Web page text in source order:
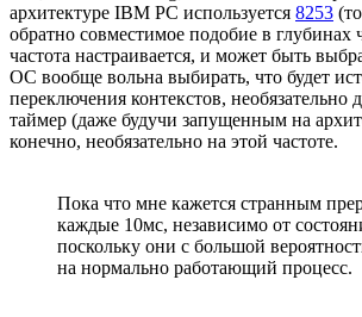
архитектуре IBM PC используется 8253
обратно совместимое подобие в глубинах
частота настраивается, и может быть
ОС вообще вольна выбирать, что будет
переключения контекстов, необязательно
таймер (даже будучи запущенным на
конечно, необязательно на этой частоте.
Пока что мне кажется странным
каждые 10мс, независимо от
поскольку они с большой
на нормально работающий процесс.